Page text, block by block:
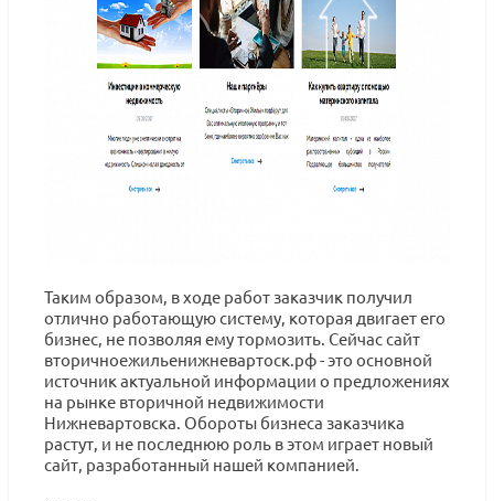
Таким образом, в ходе работ заказчик получил
отлично работающую систему, которая двигает его
бизнес, не позволяя ему тормозить. Сейчас сайт
вторичноежильенижневартоск.рф - это основной
источник актуальной информации о предложениях
на рынке вторичной недвижимости
Нижневартовска. Обороты бизнеса заказчика
растут, и не последнюю роль в этом играет новый
сайт, разработанный нашей компанией.